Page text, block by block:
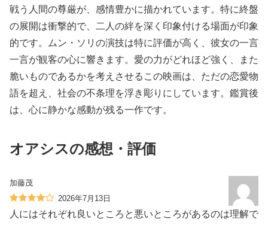
戦う人間の尊厳が、感情豊かに描かれています。特に終盤
の展開は衝撃的で、二人の絆を深く印象付ける場面が印象
的です。ムン・ソリの演技は特に評価が高く、彼女の一言
一言が観客の心に響きます。愛の力がどれほど強く、また
脆いものであるかを考えさせるこの映画は、ただの恋愛物
語を超え、社会の不条理を浮き彫りにしています。鑑賞後
は、心に静かな感動が残る一作です。
オアシスの感想・評価
加藤茂
2026年7月13日
人にはそれぞれ良いところと悪いところがあるのは理解で